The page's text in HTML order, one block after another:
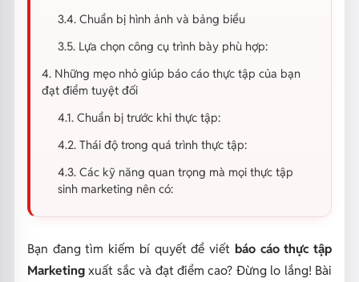
3.4. Chuẩn bị hình ảnh và bảng biểu
3.5. Lựa chọn công cụ trình bày phù hợp:
4. Những mẹo nhỏ giúp báo cáo thực tập của bạn
đạt điểm tuyệt đối
4.1. Chuẩn bị trước khi thực tập:
4.2. Thái độ trong quá trình thực tập:
4.3. Các kỹ năng quan trọng mà mọi thực tập
sinh marketing nên có:
Bạn đang tìm kiếm bí quyết để viết báo cáo thực tập
Marketingxuất sắc và đạt điểm cao? Đừng lo lắng! Bài